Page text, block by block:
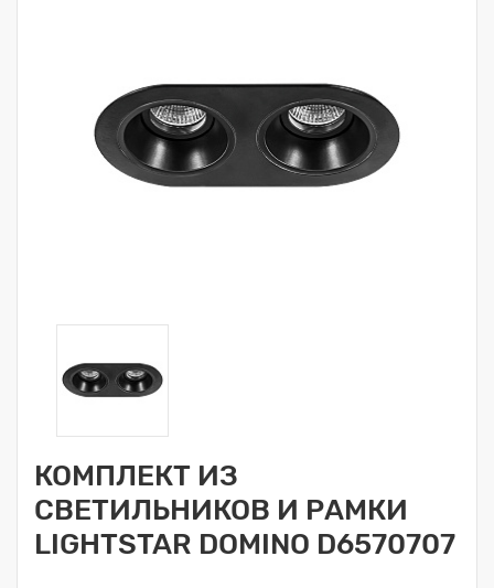
КОМПЛЕКТ ИЗ
СВЕТИЛЬНИКОВ И РАМКИ
LIGHTSTAR DOMINO D6570707